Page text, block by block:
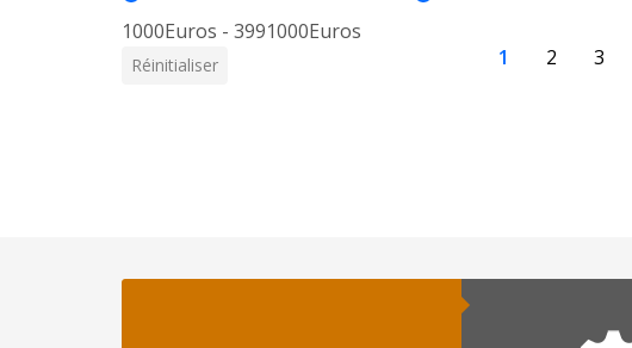
1000Euros - 3991000Euros
Réinitialiser 1 2 3